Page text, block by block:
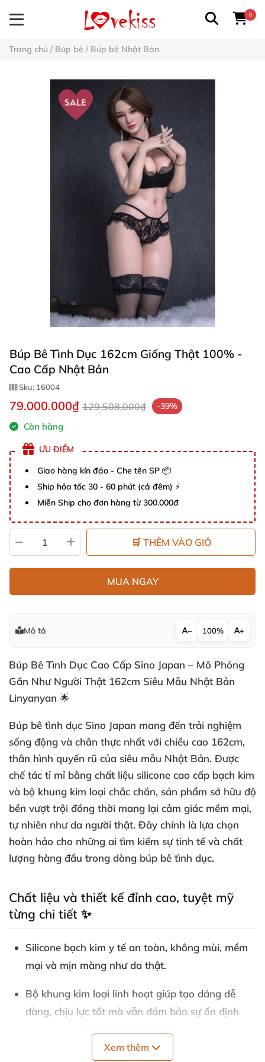
0
Trang chủ / Búp bê / Búp bê Nhật Bản
Búp Bê Tình Dục 162cm Giống Thật 100% -
Cao Cấp Nhật Bản
Sku: 16004
79.000.000₫ 129.508.000₫ -39%
Còn hàng
ƯU ĐIỂM
Giao hàng kín đáo - Che tên SP 📦
Ship hỏa tốc 30 - 60 phút (cả đêm) ⚡
Miễn Ship cho đơn hàng từ 300.000đ
🛒 THÊM VÀO GIỎ
MUA NGAY
Mô tả − 100% +
Búp Bê Tình Dục Cao Cấp Sino Japan – Mô Phỏng
Gần Như Người Thật 162cm Siêu Mẫu Nhật Bản
Linyanyan 🌟
Búp bê tình dục Sino Japan mang đến trải nghiệm
sống động và chân thực nhất với chiều cao 162cm,
thân hình quyến rũ của siêu mẫu Nhật Bản. Được
chế tác tỉ mỉ bằng chất liệu silicone cao cấp bạch kim
và bộ khung kim loại chắc chắn, sản phẩm sở hữu độ
bền vượt trội đồng thời mang lại cảm giác mềm mại,
tự nhiên như da người thật. Đây chính là lựa chọn
hoàn hảo cho những ai tìm kiếm sự tinh tế và chất
lượng hàng đầu trong dòng búp bê tình dục.
Chất liệu và thiết kế đỉnh cao, tuyệt mỹ
từng chi tiết ✨
Silicone bạch kim y tế an toàn, không mùi, mềm
mại và mịn màng như da thật.
Bộ khung kim loại linh hoạt giúp tạo dáng dễ
dàng, chịu lực tốt mà vẫn đảm bảo sự ổn định
Sino Doll tiên phong với công nghệ da tiên tiến,
Xem thêm